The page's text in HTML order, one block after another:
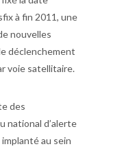
à fin 2011, une
nouvelles
déclenchement
voie satellitaire.
des
national d’alerte
au sein